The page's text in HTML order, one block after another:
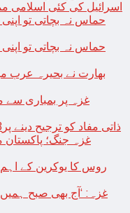
اسرائیل کی کئی
حماس نہ بچاتی تو
حماس نہ بچاتی تو
ذاتی مفاد کو ترجیح دینے پر3 افغان کرکٹرز کیخلاف کارروائی
غزہ جنگ؛ پاکستان
روس کا یوکرین کے
غزہ: ‘آج بھی صبح ہمیں